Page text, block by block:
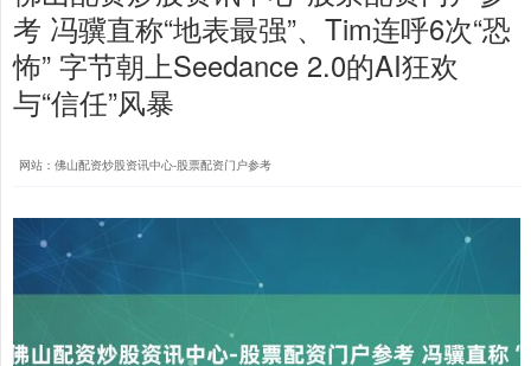
考 冯骥直称“地表最强”、Tim连呼6次“恐
怖” 字节朝上Seedance 2.0的AI狂欢
与“信任”风暴
网站：佛山配资炒股资讯中心-股票配资门户参考